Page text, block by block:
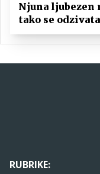
Njuna
tako se
RUBRIKE: